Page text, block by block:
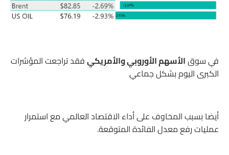
في سوقالأسهم الأوروبي والأمريكيفقد تراجعت المؤشرات
الكبرى اليوم بشكل جماعي
أيضا بسبب المخاوف على أداء الاقتصاد العالمي مع استمرار
عمليات رفع معدل الفائدة المتوقعة.